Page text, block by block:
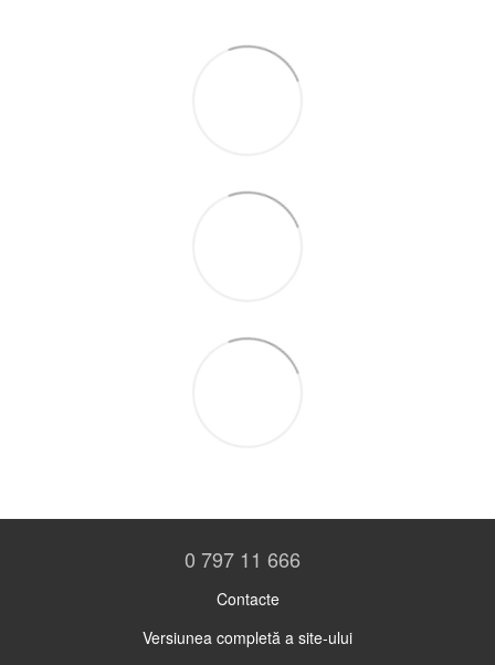
0 797 11 666
Contacte
Versiunea completă a site-ului